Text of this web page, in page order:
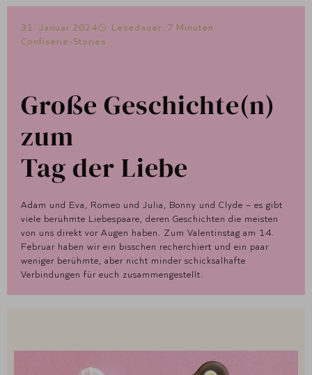
31. Januar 2024
Lesedauer: 7 Minuten
Confiserie-Stories
Große Geschichte(n)
zum
Tag der Liebe
Adam und Eva, Romeo und Julia, Bonny und Clyde – es gibt
viele berühmte Liebespaare, deren Geschichten die meisten
von uns direkt vor Augen haben. Zum Valentinstag am 14.
Februar haben wir ein bisschen recherchiert und ein paar
weniger berühmte, aber nicht minder schicksalhafte
Verbindungen für euch zusammengestellt.